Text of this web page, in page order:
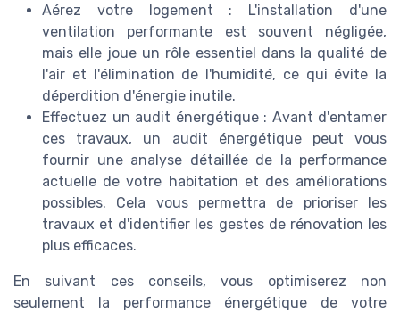
Aérez votre logement : L'installation d'une
ventilation performante est souvent négligée,
mais elle joue un rôle essentiel dans la qualité de
l'air et l'élimination de l'humidité, ce qui évite la
déperdition d'énergie inutile.
Effectuez un audit énergétique : Avant d'entamer
ces travaux, un audit énergétique peut vous
fournir une analyse détaillée de la performance
actuelle de votre habitation et des améliorations
possibles. Cela vous permettra de prioriser les
travaux et d'identifier les gestes de rénovation les
plus efficaces.
En suivant ces conseils, vous optimiserez non
seulement la performance énergétique de votre